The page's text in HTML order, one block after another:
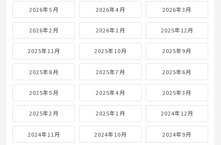
2026年5月 2026年4月 2026年3月
2026年2月 2026年1月 2025年12月
2025年11月 2025年10月 2025年9月
2025年8月 2025年7月 2025年6月
2025年5月 2025年4月 2025年3月
2025年2月 2025年1月 2024年12月
2024年11月 2024年10月 2024年9月